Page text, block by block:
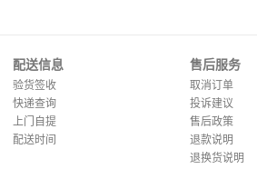
配送信息
验货签收
快递查询
上门自提
配送时间
售后服务
取消订单
投诉建议
售后政策
退款说明
退换货说明